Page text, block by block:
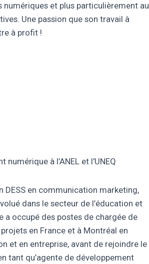
et plus particulièrement au
Une passion que son travail à
à profit !
à l’ANEL et l'UNEQ
DESS en communication marketing,
dans le secteur de l’éducation et
a occupé des postes de chargée de
en France et à Montréal en
et en entreprise, avant de rejoindre le
tant qu’agente de développement